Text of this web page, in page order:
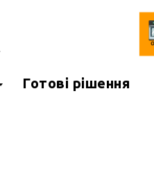
Готові рішення